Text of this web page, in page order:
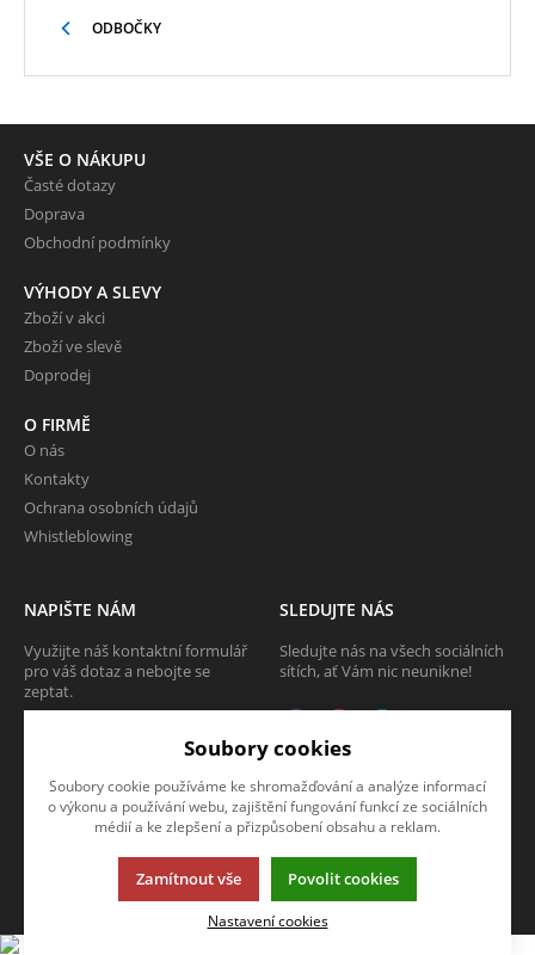
ODBOČKY
VŠE O NÁKUPU
Časté dotazy
Doprava
Obchodní podmínky
VÝHODY A SLEVY
Zboží v akci
Zboží ve slevě
Doprodej
O FIRMĚ
O nás
Kontakty
Ochrana osobních údajů
Whistleblowing
NAPIŠTE NÁM
Využijte náš kontaktní formulář
pro váš dotaz a nebojte se
zeptat.
SLEDUJTE NÁS
Sledujte nás na všech sociálních
sítích, ať Vám nic neunikne!
© 2013-2026 Internetový obchod TECAM PCV a.s.
K2 e-shop - První e-shop, který uřídí celou vaši firmu.
Soubory cookies
Soubory cookie používáme ke shromažďování a analýze informací
o výkonu a používání webu, zajištění fungování funkcí ze sociálních
médií a ke zlepšení a přizpůsobení obsahu a reklam.
Zamítnout vše Povolit cookies
Nastavení cookies